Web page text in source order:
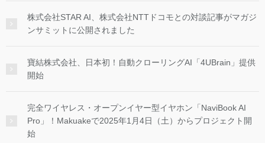
株式会社STAR AI、株式会社NTTドコモとの対談記事がマガジ
ンサミットに公開されました
寶結株式会社、日本初！自動クローリングAI「4UBrain」提供
開始
完全ワイヤレス・オープンイヤー型イヤホン「NaviBook AI
Pro」！Makuakeで2025年1月4日（土）からプロジェクト開
始